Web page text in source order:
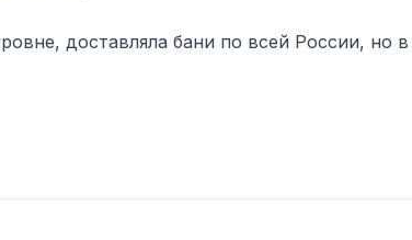
доставляла бани по всей России, но в